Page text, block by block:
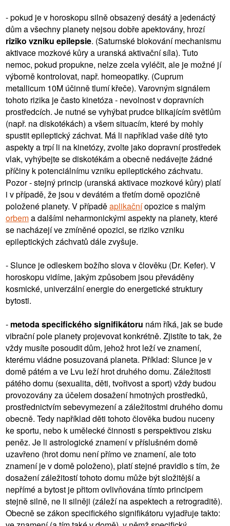
- pokud je v horoskopu silně obsazený desátý a jedenáctý
dům a všechny planety nejsou dobře apektovány, hrozí
riziko vzniku epilepsie. (Saturnské blokování mechanismu
aktivace mozkové kůry a uranská aktivační síla). Tuto
nemoc, pokud propukne, nelze zcela vyléčit, ale je možné jí
výborně kontrolovat, např. homeopatiky. (Cuprum
metallicum 10M účinně tlumí křeče). Varovným signálem
tohoto rizika je často kinetóza - nevolnost v dopravních
prostředcích. Je nutné se vyhýbat prudce blikajícím světlům
(např. na diskotékách) a všem situacím, které by mohly
spustit epileptický záchvat. Má li například vaše dítě tyto
aspekty a trpí li na kinetózy, zvolte jako dopravní prostředek
vlak, vyhýbejte se diskotékám a obecně nedávejte žádné
příčiny k potenciálnímu vzniku epileptického záchvatu.
Pozor - stejný princip (uranská aktivace mozkové kůry) platí
i v případě, že jsou v devátém a třetím domě opozičně
položené planety. V případěaplikačníopozice s malým
orbema dalšími neharmonickými aspekty na planety, které
se nacházejí ve zmíněné opozici, se riziko vzniku
epileptických záchvatů dále zvyšuje.
- Slunce je odleskem božího slova v člověku (Dr. Kefer). V
horoskopu vidíme, jakým způsobem jsou převáděny
kosmické, univerzální energie do energetické struktury
bytosti.
- metoda specifického signifikátoru nám říká, jak se bude
vibrační pole planety projevovat konkrétně. Zjistíte to tak, že
vždy musíte posoudit dům, jehož hrot leží ve znamení,
kterému vládne posuzovaná planeta. Příklad: Slunce je v
domě pátém a ve Lvu leží hrot druhého domu. Záležitosti
pátého domu (sexualita, děti, tvořivost a sport) vždy budou
provozovány za účelem dosažení hmotných prostředků,
prostřednictvím sebevymezení a záležitostmi druhého domu
obecně. Tedy například děti tohoto člověka budou nuceny
ke sportu, nebo k umělecké činnosti s perspektivou zisku
peněz. Je li astrologické znamení v příslušném domě
uzavřeno (hrot domu není přímo ve znamení, ale toto
znamení je v domě položeno), platí stejné pravidlo s tím, že
dosažení záležitostí tohoto domu může být složitější a
nepřímé a bytost je přitom ovlivňována tímto principem
stejně silně, ne li silněji (záleží na aspektech a retrograditě).
Obecně se zákon specifického signifikátoru vyjadřuje takto: